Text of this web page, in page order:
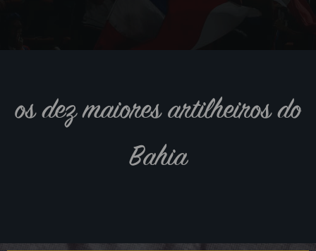
os dez maiores artilheiros do
Bahia